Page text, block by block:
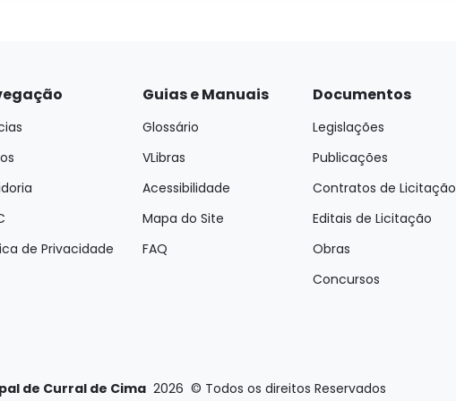
de Privacidade
Guias e Manuais
Glossário
VLibras
Acessibilidade
Mapa do Site
FAQ
Documentos
Legislações
Publicações
Contratos de Licitação
Editais de Licitação
Obras
Concursos
de Curral de Cima 2026 © Todos os direitos Reservados